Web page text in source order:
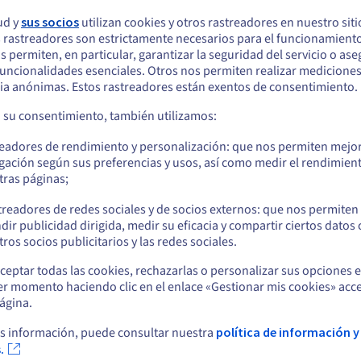
escalabilidad
VPS se adapta al crecimiento de tu negocio. Tan pronto como se
a una configuración más potente con unos pocos clics
un servidor siempre eficiente, sin interrupciones, mientras
Un entorno aislado y escalable
flexible. Puede escalar la configuración en un clic,
a la
que está ubicado en Estados Unidos
hacer un pedido desde Estados Unidos, deberá buscar el sitio web
y crear una cuenta.
us.ovhcloud.com/vps Inglés USD - $
Permanezca en el sitio web actual
otro sitio web
ysus socios utilizan cookies y otros rastreadores en nuestro
rastreadores son estrictamente necesarios para el
permiten, en particular, garantizar la seguridad del servicio o
esenciales. Otros nos permiten realizar
anónimas. Estos rastreadores están exentos de consentimiento.
su consentimiento, también utilizamos:
de rendimiento y personalización: que nos permiten
según sus preferencias y usos, así como medir el
páginas;
de redes sociales y de socios externos: que nos permiten
publicidad dirigida, medir su eficacia y compartir ciertos datos
socios publicitarios y las redes sociales.
todas las cookies, rechazarlas o personalizar sus opciones
momento haciendo clic en el enlace «Gestionar mis cookies»
información, puede consultar nuestra política de información y